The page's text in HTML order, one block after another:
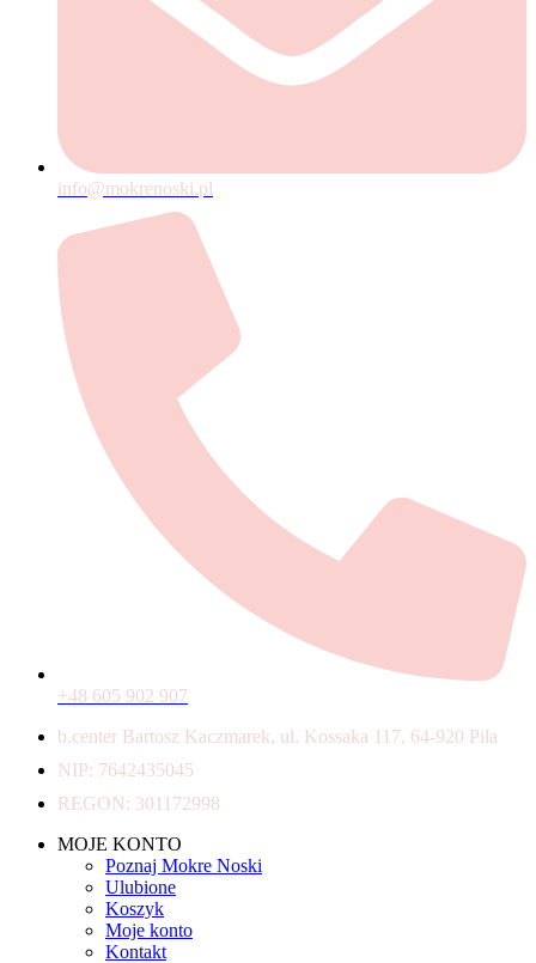
info@mokrenoski.pl
+48 605 902 907
b.center Bartosz Kaczmarek, ul. Kossaka 117, 64-920 Piła
NIP: 7642435045
REGON: 301172998
MOJE KONTO
Poznaj Mokre Noski
Ulubione
Koszyk
Moje konto
Kontakt